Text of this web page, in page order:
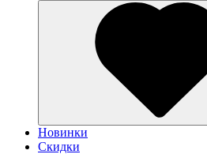
Новинки
Скидки